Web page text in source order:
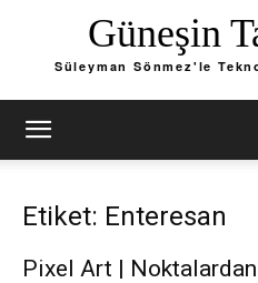
Güneşin
Süleyman Sönmez'le
Etiket: Enteresan
Pixel Art |